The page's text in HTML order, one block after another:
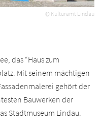
© Kulturamt Lindau
das “Haus zum
Mit seinem mächtigen
gehört der
Bauwerken der
Stadtmuseum Lindau.